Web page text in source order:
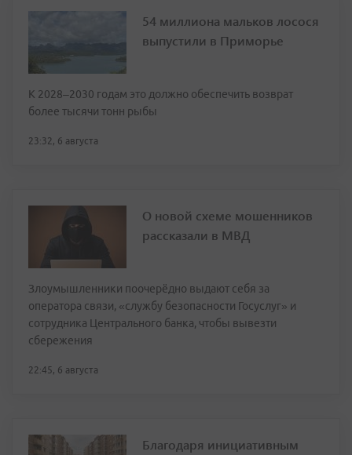
54 миллиона мальков лосося
выпустили в Приморье
К 2028–2030 годам это должно обеспечить возврат
более тысячи тонн рыбы
23:32, 6 августа
О новой схеме мошенников
рассказали в МВД
Злоумышленники поочерёдно выдают себя за
оператора связи, «службу безопасности Госуслуг» и
сотрудника Центрального банка, чтобы вывезти
сбережения
22:45, 6 августа
Благодаря инициативным